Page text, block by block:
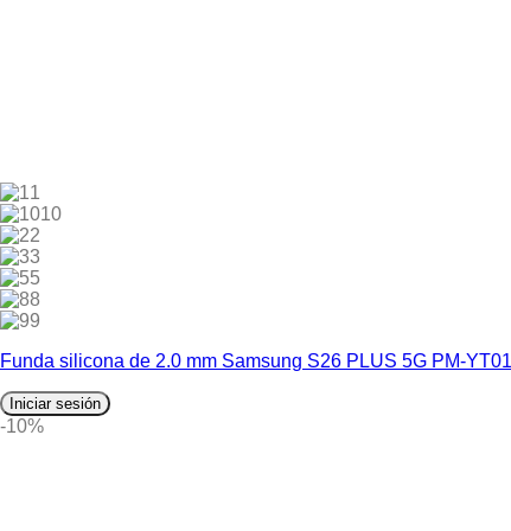
1
10
2
3
5
8
9
Funda silicona de 2.0 mm Samsung S26 PLUS 5G PM-
Iniciar sesión
-10%